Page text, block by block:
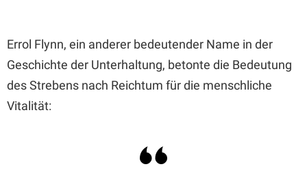
Errol Flynn, ein anderer bedeutender Name in der
Geschichte der Unterhaltung, betonte die Bedeutung
des Strebens nach Reichtum für die menschliche
Vitalität: